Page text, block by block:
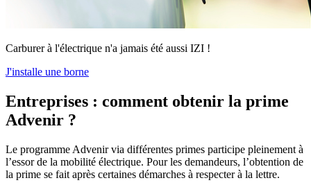
Carburer à l'électrique n'a jamais été aussi IZI !
J'installe une borne
Entreprises : comment obtenir la prime
Advenir ?
Le programme Advenir via différentes primes participe pleinement à
l’essor de la mobilité électrique. Pour les demandeurs, l’obtention de
la prime se fait après certaines démarches à respecter à la lettre.